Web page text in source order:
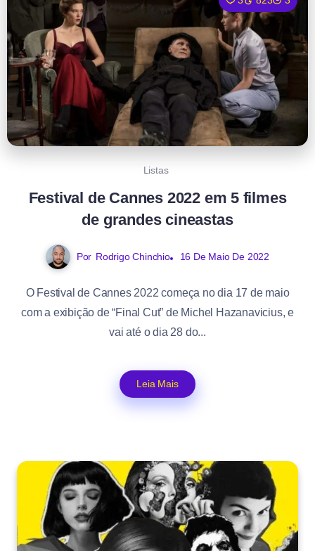
Listas
Festival de Cannes 2022 em 5 filmes
de grandes cineastas
Por Rodrigo Chinchio 16 De Maio De 2022
O Festival de Cannes 2022 começa no dia 17 de maio
com a exibição de “Final Cut” de Michel Hazanavicius, e
vai até o dia 28 do...
Leia Mais